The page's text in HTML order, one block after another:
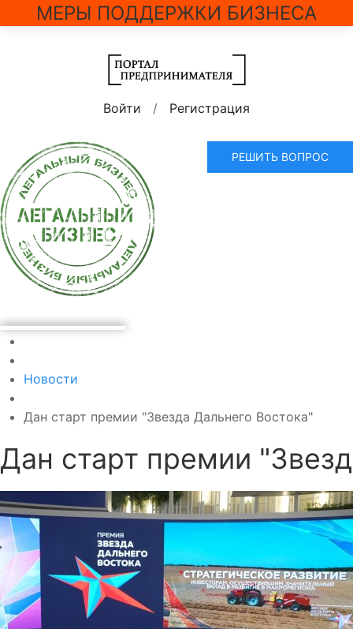
МЕРЫ ПОДДЕРЖКИ БИЗНЕСА
Войти / Регистрация
РЕШИТЬ ВОПРОС
Новости
Дан старт премии "Звезда Дальнего Востока"
Дан старт премии